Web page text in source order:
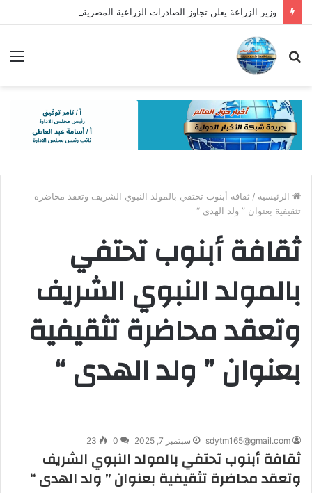
بحث
الرئيسية / ثقافة أبنوب تحتفي بالمولد النبوي الشريف وتعقد محاضرة
تثقيفية بعنوان ” ولد الهدى “
ثقافة أبنوب تحتفي
بالمولد النبوي الشريف
وتعقد محاضرة تثقيفية
بعنوان ” ولد الهدى “
sdytm165@gmail.com سبتمبر 7, 2025 0
23
ثقافة أبنوب تحتفي بالمولد النبوي الشريف
وتعقد محاضرة تثقيفية بعنوان ” ولد الهدى “